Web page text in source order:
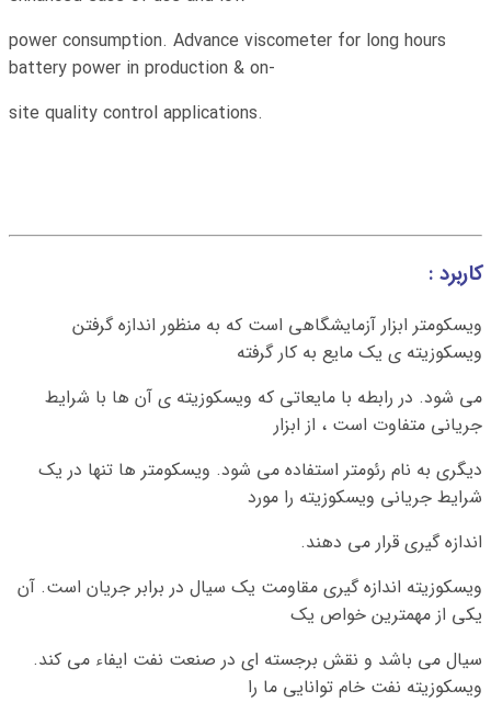
power consumption. Advance viscometer for long hours
battery power in production & on-
site quality control applications.
کاربرد :
ویسکومتر ابزار آزمایشگاهی است که به منظور اندازه گرفتن
ویسکوزیته ی یک مایع به کار گرفته
می شود. در رابطه با مایعاتی که ویسکوزیته ی آن ها با شرایط
جریانی متفاوت است ، از ابزار
دیگری به نام رئومتر استفاده می شود. ویسکومتر ها تنها در یک
شرایط جریانی ویسکوزیته را مورد
اندازه گیری قرار می دهند.
ویسکوزیته اندازه گیری مقاومت یک سیال در برابر جریان است. آن
یکی از مهمترین خواص یک
سیال می باشد و نقش برجسته ای در صنعت نفت ایفاء می کند.
ویسکوزیته نفت خام توانایی ما را